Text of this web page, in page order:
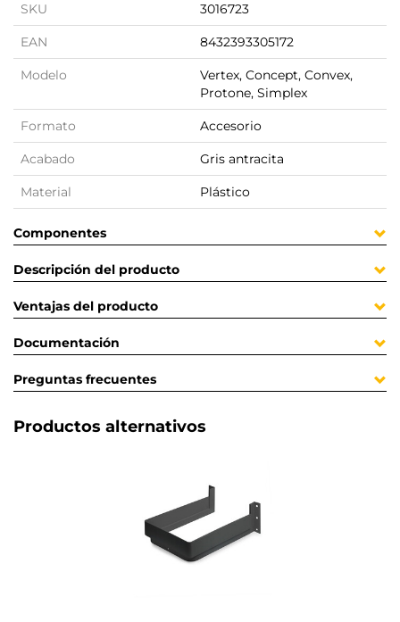
SKU 3016723
EAN 8432393305172
Modelo
Vertex, Concept, Convex,
Protone, Simplex
Formato Accesorio
Acabado Gris antracita
Material Plástico
Componentes
Descripción del producto
Ventajas del producto
Documentación
Preguntas frecuentes
Productos alternativos